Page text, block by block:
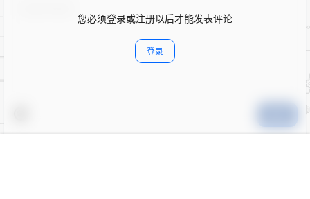
您必须登录或注册以后才能发表评论
登录